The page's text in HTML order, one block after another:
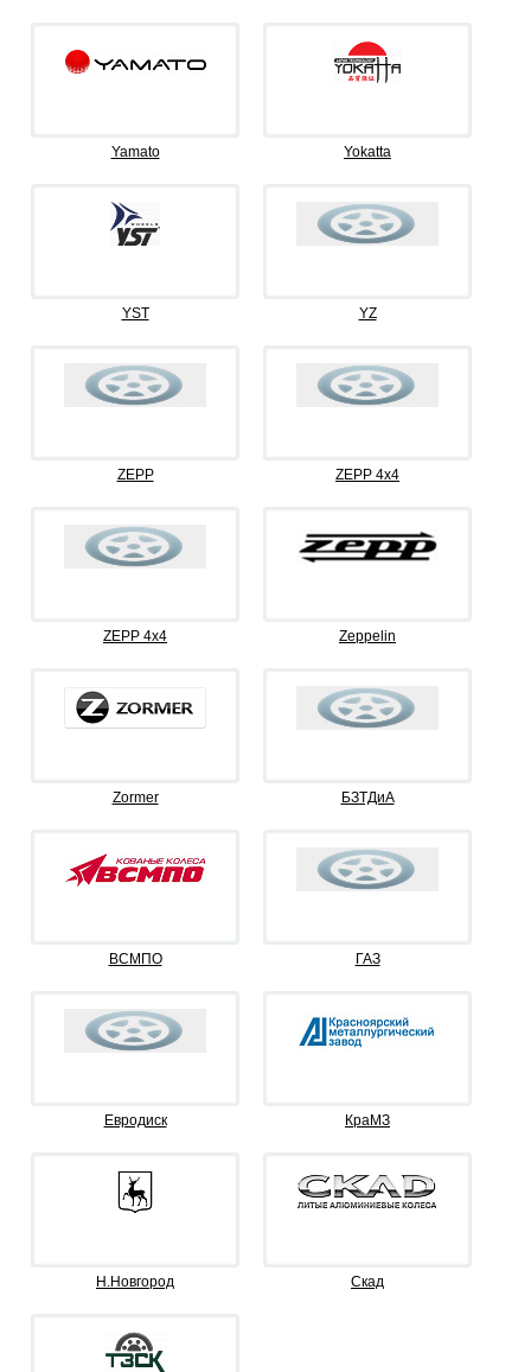
Yamato Yokatta
YST YZ
ZEPP ZEPP 4x4
ZEPP 4х4 Zeppelin
Zormer БЗТДиА
ВСМПО ГАЗ
Евродиск КраМЗ
Н.Новгород Скад